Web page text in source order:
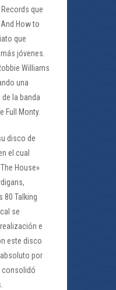
que
How to
que
jóvenes.
Williams
una
la banda
Full Monty.
disco de
el cual
House»
80 Talking
se
e
este disco
por
consolidó